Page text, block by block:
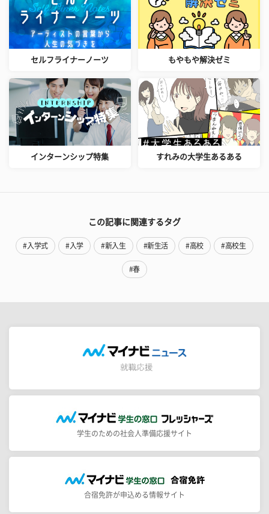
セルフライナーノーツ もやもや解決ゼミ
インターンシップ特集 すれみの大学生あるある
この記事に関連するタグ
#入学式 #入学 #新入生 #新生活 #高校 #高校生
#春
学生のための社会人準備応援サイト
合宿免許が申込める情報サイト